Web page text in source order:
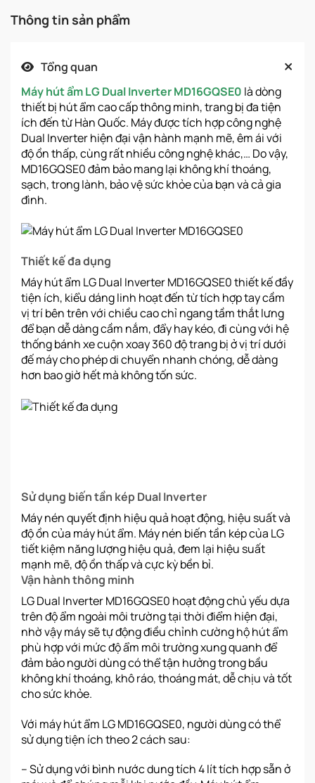
Thông tin sản phẩm
Tổng quan
Máy hút ẩm LG Dual Inverter MD16GQSE0 là dòng
thiết bị hút ẩm cao cấp thông minh, trang bị đa tiện
ích đến từ Hàn Quốc. Máy được tích hợp công nghệ
Dual Inverter hiện đại vận hành mạnh mẽ, êm ái với
độ ồn thấp, cùng rất nhiều công nghệ khác,… Do vậy,
MD16GQSE0 đảm bảo mang lại không khí thoáng,
sạch, trong lành, bảo vệ sức khỏe của bạn và cả gia
đình.
Thiết kế đa dụng
Máy hút ẩm LG Dual Inverter MD16GQSE0 thiết kế đầy
tiện ích, kiểu dáng linh hoạt đến từ tích hợp tay cầm
vị trí bên trên với chiều cao chỉ ngang tầm thắt lưng
để bạn dễ dàng cầm nắm, đẩy hay kéo, đi cùng với hệ
thống bánh xe cuộn xoay 360 độ trang bị ở vị trí dưới
đế máy cho phép di chuyển nhanh chóng, dễ dàng
hơn bao giờ hết mà không tốn sức.
Sử dụng biến tần kép Dual Inverter
Máy nén quyết định hiệu quả hoạt động, hiệu suất và
độ ồn của máy hút ẩm. Máy nén biến tần kép của LG
tiết kiệm năng lượng hiệu quả, đem lại hiệu suất
mạnh mẽ, độ ồn thấp và cực kỳ bền bỉ.
Vận hành thông minh
LG Dual Inverter MD16GQSE0 hoạt động chủ yếu dựa
trên độ ẩm ngoài môi trường tại thời điểm hiện đại,
nhờ vậy máy sẽ tự động điều chỉnh cường hộ hút ẩm
phù hợp với mức độ ẩm môi trường xung quanh để
đảm bảo người dùng có thể tận hưởng trong bầu
không khí thoáng, khô ráo, thoáng mát, dễ chịu và tốt
cho sức khỏe.
Với máy hút ẩm LG MD16GQSE0, người dùng có thể
sử dụng tiện ích theo 2 cách sau:
– Sử dụng với bình nước dung tích 4 lít tích hợp sẵn ở